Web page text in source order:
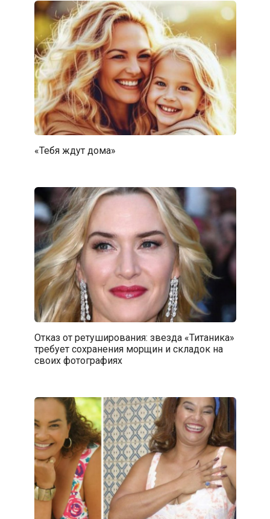
«Тебя ждут дома»
Отказ от ретуширования: звезда «Титаника»
требует сохранения морщин и складок на
своих фотографиях